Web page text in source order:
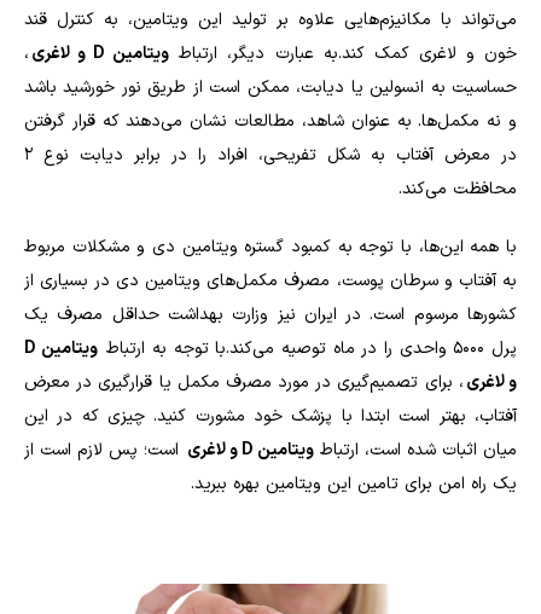
می‌تواند با مکانیزم‌هایی علاوه بر تولید این ویتامین، به کنترل قند
خون و لاغری کمک کند.به عبارت دیگر، ارتباط ویتامین D و لاغری،
حساسیت به انسولین یا دیابت، ممکن است از طریق نور خورشید باشد
و نه مکمل‌ها. به عنوان شاهد، مطالعات نشان می‌دهند که قرار گرفتن
در معرض آفتاب به شکل تفریحی، افراد را در برابر دیابت نوع 2
محافظت می‌کند.
با همه این‌ها، با توجه به کمبود گستره ویتامین دی و مشکلات مربوط
به آفتاب و سرطان پوست، مصرف مکمل‌های ویتامین دی در بسیاری از
کشورها مرسوم است. در ایران نیز وزارت بهداشت حداقل مصرف یک
پرل 5000 واحدی را در ماه توصیه می‌کند.با توجه به ارتباط
ویتامین D
و لاغری، برای تصمیم‌گیری در مورد مصرف مکمل یا قرارگیری در معرض
آفتاب، بهتر است ابتدا با پزشک خود مشورت کنید. چیزی که در این
میان اثبات شده است، ارتباط ویتامین Dو لاغری است؛ پس لازم است از
یک راه امن برای تامین این ویتامین بهره ببرید.